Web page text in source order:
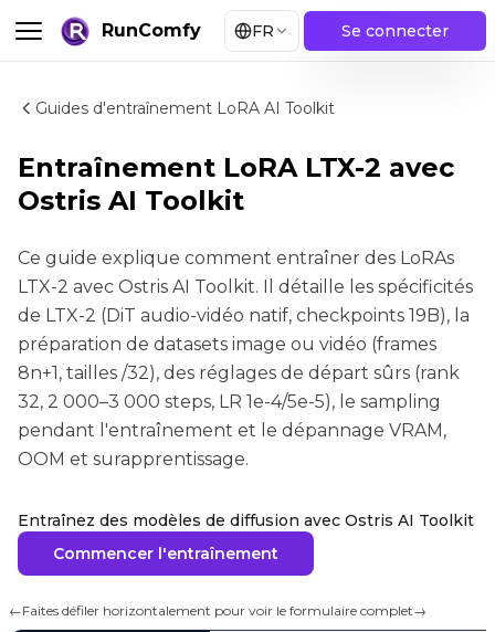
RunComfy FR Se connecter
Guides d'entraînement LoRA AI Toolkit
Entraînement LoRA LTX-2 avec
Ostris AI Toolkit
Ce guide explique comment entraîner des LoRAs
LTX-2 avec Ostris AI Toolkit. Il détaille les spécificités
de LTX-2 (DiT audio-vidéo natif, checkpoints 19B), la
préparation de datasets image ou vidéo (frames
8n+1, tailles /32), des réglages de départ sûrs (rank
32, 2 000–3 000 steps, LR 1e-4/5e-5), le sampling
pendant l'entraînement et le dépannage VRAM,
OOM et surapprentissage.
Entraînez des modèles de diffusion avec Ostris AI Toolkit
Commencer l'entraînement
←Faites défiler horizontalement pour voir le formulaire complet→